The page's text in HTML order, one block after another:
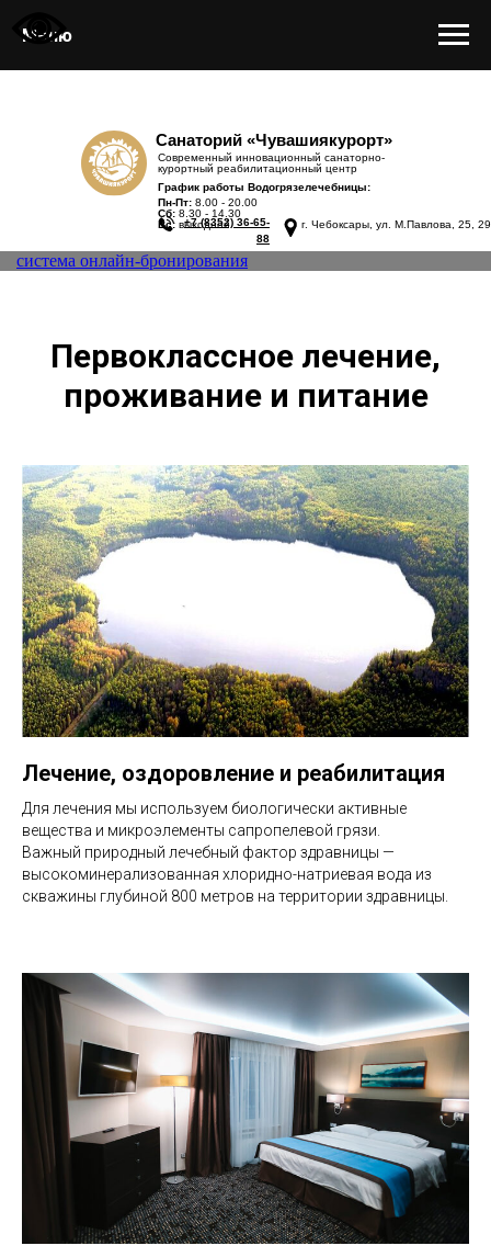
Меню
Санаторий «Чувашиякурорт»
Современный инновационный санаторно-
курортный реабилитационный центр
График работы Водогрязелечебницы:
Пн-Пт: 8.00 - 20.00
Сб: 8.30 - 14.30
Вс: выходной г. Чебоксары, ул. М.Павлова, 25, 29
+7 (8352) 36-65-
88
система онлайн-бронирования
Первоклассное лечение,
проживание и питание
Лечение, оздоровление и реабилитация
Для лечения мы используем биологически активные
вещества и микроэлементы сапропелевой грязи.
Важный природный лечебный фактор здравницы —
высокоминерализованная хлоридно-натриевая вода из
скважины глубиной 800 метров на территории здравницы.